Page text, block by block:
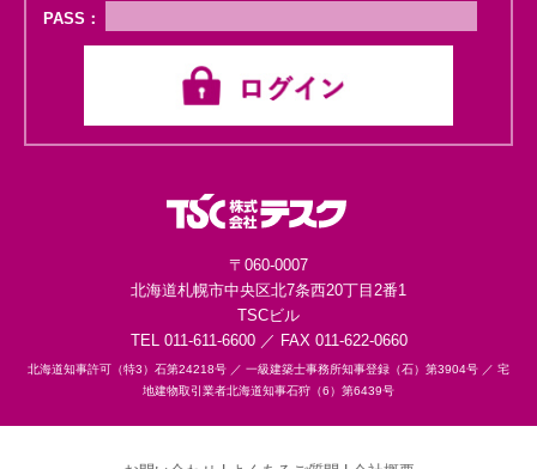
PASS：
〒060-0007
北海道札幌市中央区北7条西20丁目2番1
TSCビル
TEL 011-611-6600 ／ FAX 011-622-0660
北海道知事許可（特3）石第24218号 ／ 一級建築士事務所知事登録（石）第3904号 ／ 宅
地建物取引業者北海道知事石狩（6）第6439号